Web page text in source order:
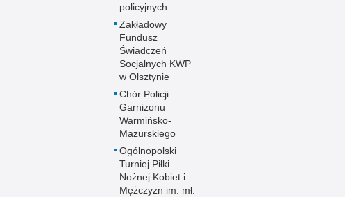
policyjnych
Zakładowy
Fundusz
Świadczeń
Socjalnych KWP
w Olsztynie
Chór Policji
Garnizonu
Warmińsko-
Mazurskiego
Ogólnopolski
Turniej Piłki
Nożnej Kobiet i
Mężczyzn im. mł.